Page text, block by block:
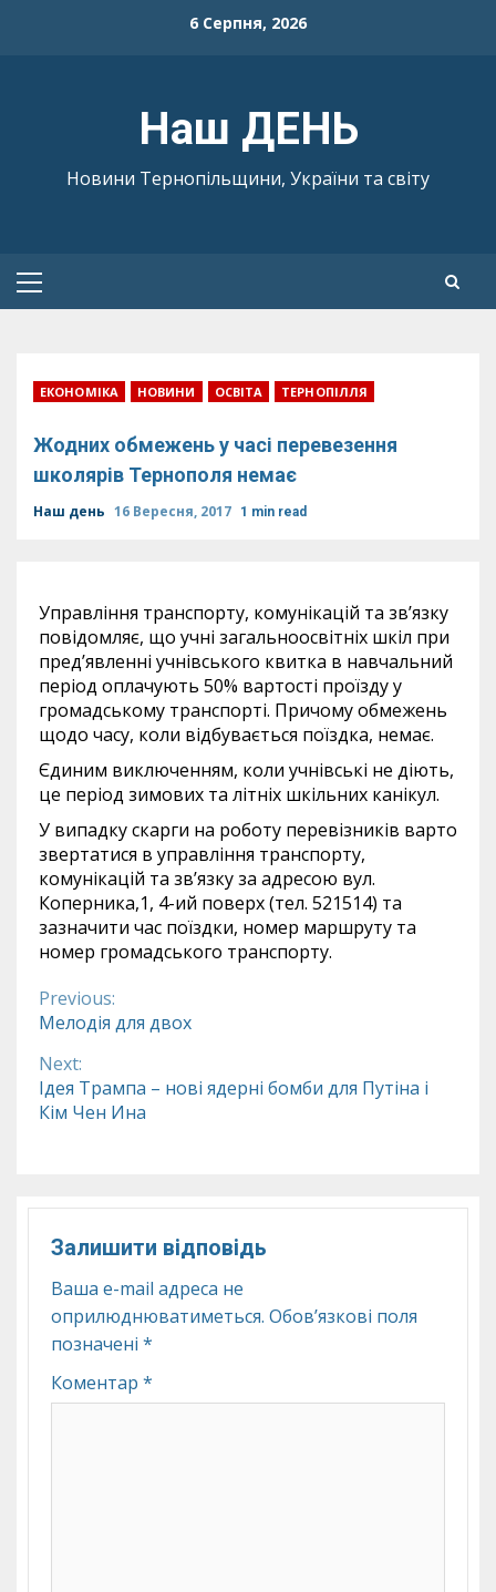
6 Серпня, 2026
Наш ДЕНЬ
Новини Тернопільщини, України та світу
Primary
ЕКОНОМІКА НОВИНИ ОСВІТА ТЕРНОПІЛЛЯ
Жодних обмежень у часі перевезення
школярів Тернополя немає
Наш день 16 Вересня, 2017 1 min read
Управління транспорту, комунікацій та зв’язку
повідомляє, що учні загальноосвітніх шкіл при
пред’явленні учнівського квитка в навчальний
період оплачують 50% вартості проїзду у
громадському транспорті. Причому обмежень
щодо часу, коли відбувається поїздка, немає.
Єдиним виключенням, коли учнівські не діють,
це період зимових та літніх шкільних канікул.
У випадку скарги на роботу перевізників варто
звертатися в управління транспорту,
комунікацій та зв’язку за адресою вул.
Коперника,1, 4-ий поверх (тел. 521514) та
зазначити час поїздки, номер маршруту та
номер громадського транспорту.
Continue
Reading
Previous:
Мелодія для двох
Next:
Ідея Трампа – нові ядерні бомби для Путіна і
Кім Чен Ина
Залишити відповідь
Ваша e-mail адреса не
оприлюднюватиметься. Обов’язкові поля
позначені *
Коментар *